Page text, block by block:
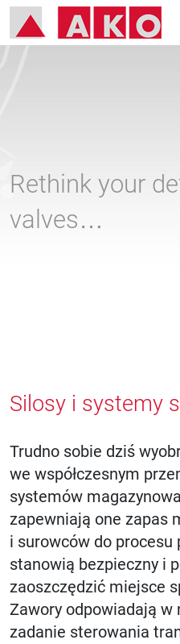
Rethink your
valves…
Silosy i systemy
Trudno sobie dziś
we współczesnym
systemów
zapewniają one zapas
i surowców do procesu
stanowią bezpieczny i
zaoszczędzić miejsce
Zawory odpowiadają w
zadanie sterowania